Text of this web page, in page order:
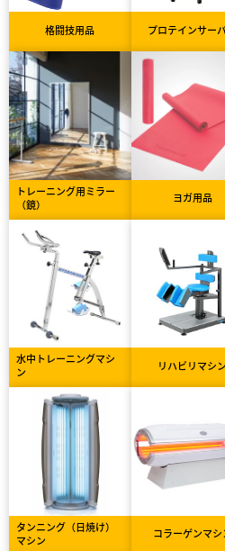
格闘技用品 プロテインサー
トレーニング用ミラー
（鏡）
ヨガ用品
水中トレーニングマシ
ン
リハビリマシン
タンニング（日焼け）
マシン
コラーゲンマシ